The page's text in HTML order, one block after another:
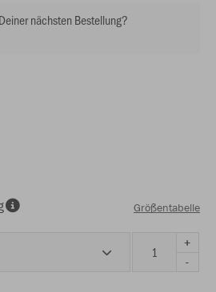
nächsten Bestellung?
Größentabelle
+
-